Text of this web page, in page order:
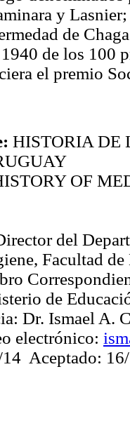
y Lasnier;
de
de los 100
el premio
HISTORIA DE
OF
del
Facultad
de
Dr. Ismael A.
electrónico:
Aceptado: